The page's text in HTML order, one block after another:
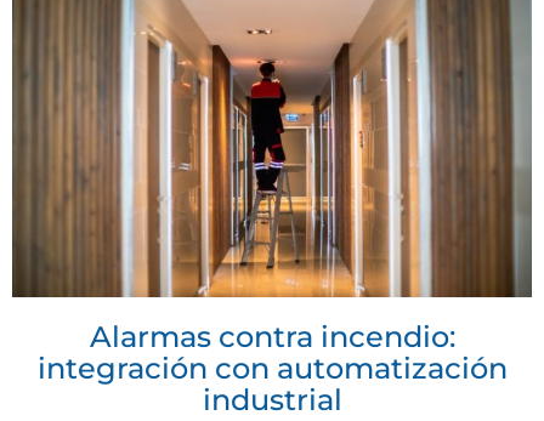
Alarmas contra incendio:
integración con automatización
industrial